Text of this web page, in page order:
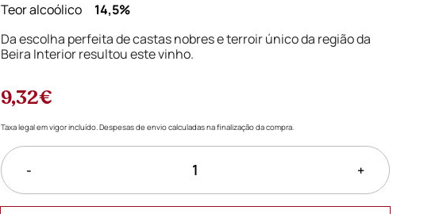
Teor alcoólico
14,5%
Da escolha perfeita de castas nobres e terroir único da região da
Beira Interior resultou este vinho.
9,32€
Taxa legal em vigor incluído. Despesas de envio calculadas na finalização da compra.
- +